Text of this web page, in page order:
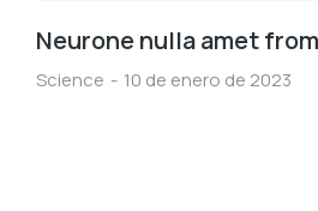
Neurone nulla amet
Science 10 de enero de 2023